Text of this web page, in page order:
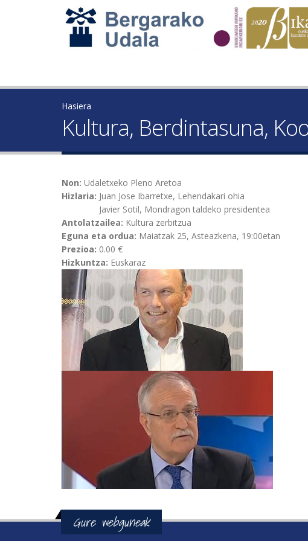
Hasiera
Kultura, Berdintasuna,
Non: Udaletxeko Pleno Aretoa
Hizlaria: Juan Jose Ibarretxe, Lehendakari ohia
Javier Sotil, Mondragon taldeko presidentea
Antolatzailea: Kultura zerbitzua
Eguna eta ordua: Maiatzak 25, Asteazkena, 19:00etan
Prezioa: 0.00 €
Hizkuntza: Euskaraz
Gure webguneak